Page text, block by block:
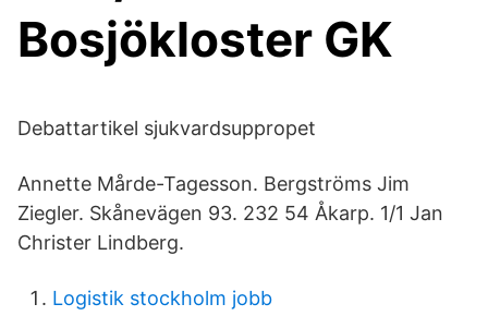
Bosjökloster GK
Debattartikel sjukvardsuppropet
Annette Mårde-Tagesson. Bergströms Jim
Ziegler. Skånevägen 93. 232 54 Åkarp. 1/1 Jan
Christer Lindberg.
Logistik stockholm jobb